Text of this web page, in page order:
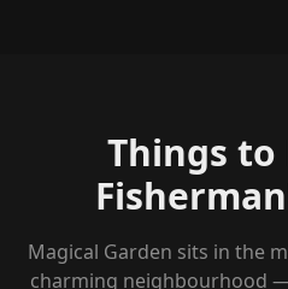
Things to
Magical Garden sits in the
charming neighbourhood